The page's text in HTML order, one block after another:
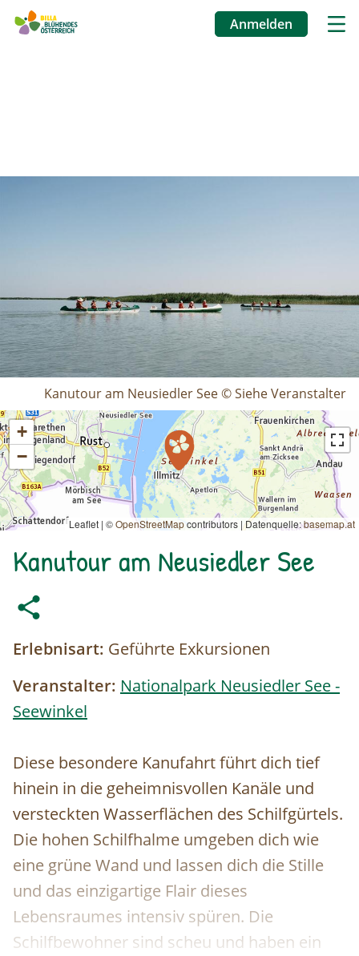
Anmelden
Kanutour am Neusiedler See © Siehe Veranstalter
+
−
Leaflet | ©OpenStreetMapcontributors |Datenquelle:basemap.at
Kanutour am Neusiedler See
Erlebnisart: Geführte Exkursionen
Veranstalter: Nationalpark Neusiedler See -
Seewinkel
Diese besondere Kanufahrt führt dich tief
hinein in die geheimnisvollen Kanäle und
versteckten Wasserflächen des Schilfgürtels.
Die hohen Schilfhalme umgeben dich wie
eine grüne Wand und lassen dich die Stille
und das einzigartige Flair dieses
Lebensraumes intensiv spüren. Die
Schilfbewohner sind scheu und haben ein